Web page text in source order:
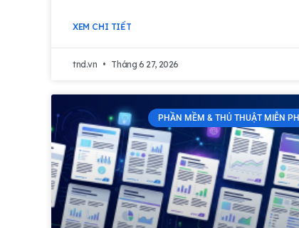
XEM CHI TIẾT
tnd.vn Tháng 6 27, 2026
PHẦN MỀM & THỦ THUẬT MIỄN PHÍ